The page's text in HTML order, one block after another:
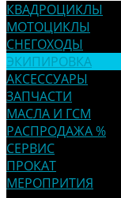
КВАДРОЦИКЛЫ
МОТОЦИКЛЫ
СНЕГОХОДЫ
ЭКИПИРОВКА
АКСЕССУАРЫ
ЗАПЧАСТИ
МАСЛА И ГСМ
РАСПРОДАЖА %
СЕРВИС
ПРОКАТ
МЕРОПРИТИЯ